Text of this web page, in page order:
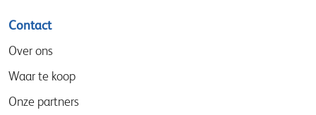
Contact
Over ons
Waar te koop
Onze partners